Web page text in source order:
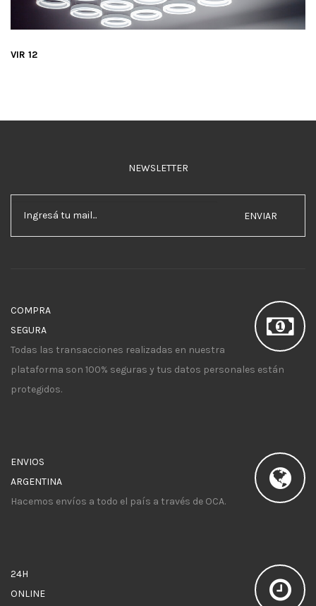
VIR 12
NEWSLETTER
ENVIAR
COMPRA
SEGURA
Todas las transacciones realizadas en nuestra
plataforma son 100% seguras y tus datos personales están
protegidos.
ENVIOS
ARGENTINA
Hacemos envíos a todo el país a través de OCA.
24H
ONLINE